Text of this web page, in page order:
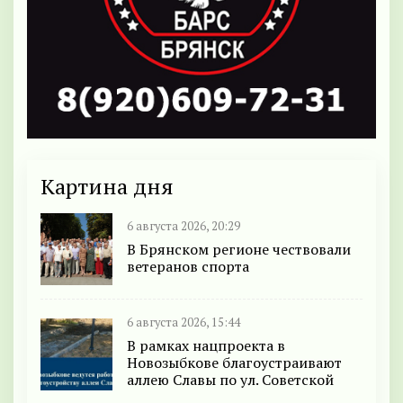
Картина дня
6 августа 2026, 20:29
В Брянском регионе чествовали
ветеранов спорта
6 августа 2026, 15:44
В рамках нацпроекта в
Новозыбкове благоустраивают
аллею Славы по ул. Советской